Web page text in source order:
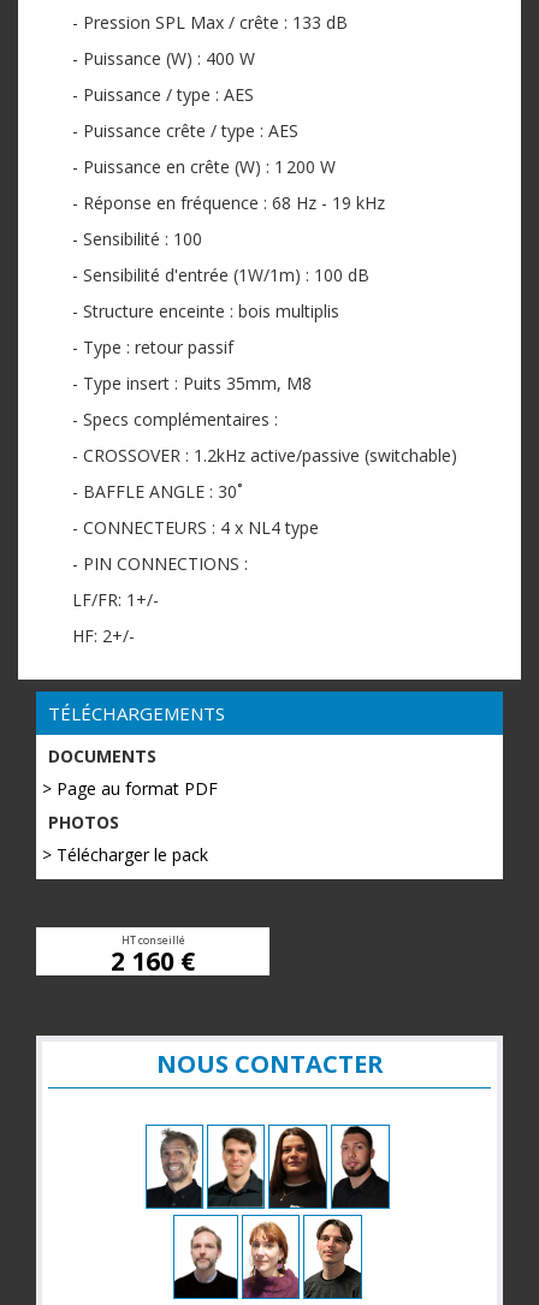
- Pression SPL Max / crête : 133 dB
- Puissance (W) : 400 W
- Puissance / type : AES
- Puissance crête / type : AES
- Puissance en crête (W) : 1 200 W
- Réponse en fréquence : 68 Hz - 19 kHz
- Sensibilité : 100
- Sensibilité d'entrée (1W/1m) : 100 dB
- Structure enceinte : bois multiplis
- Type : retour passif
- Type insert : Puits 35mm, M8
- Specs complémentaires :
- CROSSOVER : 1.2kHz active/passive (switchable)
- BAFFLE ANGLE : 30˚
- CONNECTEURS : 4 x NL4 type
- PIN CONNECTIONS :
LF/FR: 1+/-
HF: 2+/-
TÉLÉCHARGEMENTS
DOCUMENTS
> Page au format PDF
PHOTOS
> Télécharger le pack
HT conseillé
2 160 €
NOUS CONTACTER